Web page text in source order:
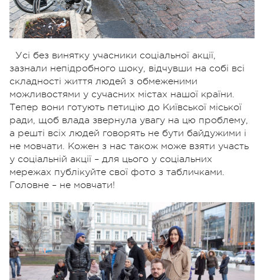
Усі без винятку учасники соціальної акції,
зазнали непідробного шоку, відчувши на собі всі
складності життя людей з обмеженими
можливостями у сучасних містах нашої країни.
Тепер вони готують петицію до Київської міської
ради, щоб влада звернула увагу на цю проблему,
а решті всіх людей говорять не бути байдужими і
не мовчати. Кожен з нас також може взяти участь
у соціальній акції – для цього у соціальних
мережах публікуйте свої фото з табличками.
Головне – не мовчати!